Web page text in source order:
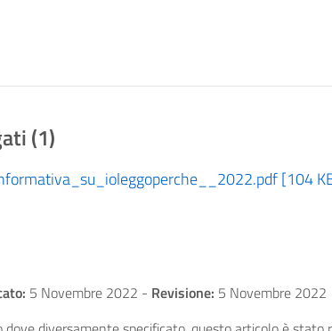
(1)
[104
5 Novembre 2022 - Revisione: 5 Novembre 2022